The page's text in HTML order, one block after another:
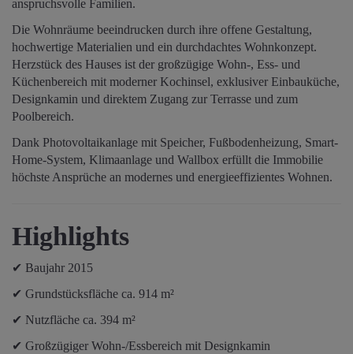
anspruchsvolle Familien.
Die Wohnräume beeindrucken durch ihre offene Gestaltung,
hochwertige Materialien und ein durchdachtes Wohnkonzept.
Herzstück des Hauses ist der großzügige Wohn-, Ess- und
Küchenbereich mit moderner Kochinsel, exklusiver Einbauküche,
Designkamin und direktem Zugang zur Terrasse und zum
Poolbereich.
Dank Photovoltaikanlage mit Speicher, Fußbodenheizung, Smart-
Home-System, Klimaanlage und Wallbox erfüllt die Immobilie
höchste Ansprüche an modernes und energieeffizientes Wohnen.
Highlights
✔ Baujahr 2015
✔ Grundstücksfläche ca. 914 m²
✔ Nutzfläche ca. 394 m²
✔ Großzügiger Wohn-/Essbereich mit Designkamin